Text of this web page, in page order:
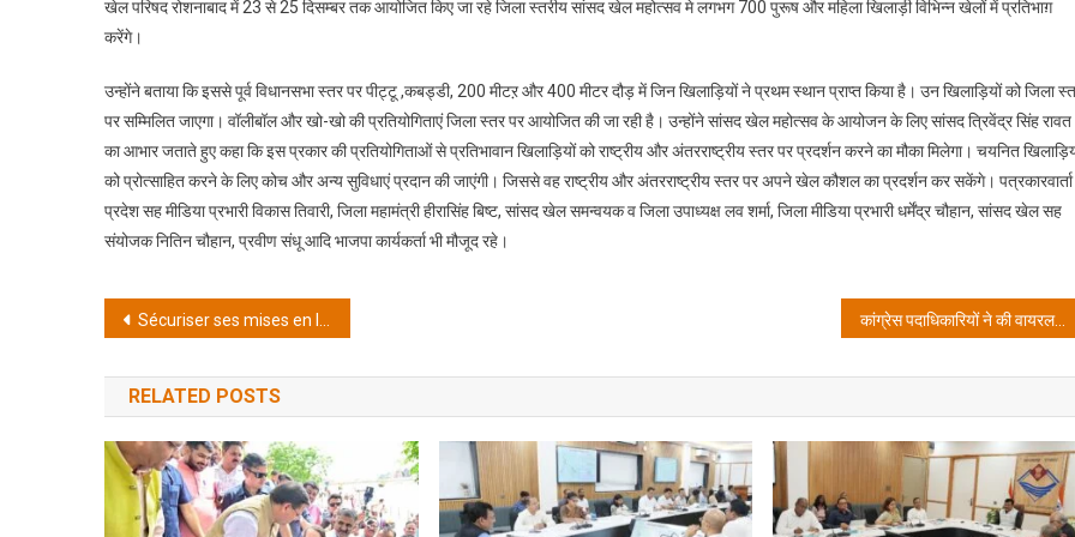
खेल परिषद रोशनाबाद में 23 से 25 दिसम्बर तक आयोजित किए जा रहे जिला स्तरीय सांसद खेल महोत्सव मे लगभग 700 पुरूष और महिला खिलाड़ी विभिन्न खेलों में प्रतिभाग़
करेंगे।
उन्होंने बताया कि इससे पूर्व विधानसभा स्तर पर पीट्टू ,कबड्डी, 200 मीटऱ और 400 मीटर दौड़ में जिन खिलाड़ियों ने प्रथम स्थान प्राप्त किया है। उन खिलाड़ियों को जिला
पर सम्मिलित जाएगा। वॉलीबॉल और खो-खो की प्रतियोगिताएं जिला स्तर पर आयोजित की जा रही है। उन्होंने सांसद खेल महोत्सव के आयोजन के लिए सांसद त्रिवेंद्र सिंह रावत
का आभार जताते हुए कहा कि इस प्रकार की प्रतियोगिताओं से प्रतिभावान खिलाड़ियों को राष्ट्रीय और अंतरराष्ट्रीय स्तर पर प्रदर्शन करने का मौका मिलेगा। चयनित
को प्रोत्साहित करने के लिए कोच और अन्य सुविधाएं प्रदान की जाएंगी। जिससे वह राष्ट्रीय और अंतरराष्ट्रीय स्तर पर अपने खेल कौशल का प्रदर्शन कर सकेंगे।
प्रदेश सह मीडिया प्रभारी विकास तिवारी, जिला महामंत्री हीरासिंह बिष्ट, सांसद खेल समन्वयक व जिला उपाध्यक्ष लव शर्मा, जिला मीडिया प्रभारी धर्मेंद्र चौहान, सांसद खेल सह
संयोजक नितिन चौहान, प्रवीण संधू आदि भाजपा कार्यकर्ता भी मौजूद रहे।
Post
navigation
Sécuriser ses mises en ligne : Guide complet des solutions prépayées Paysafecard et du jeu anonyme कांग्रेस पदाधिकारियों ने की वायरल ऑडियो क्लिप की सत्यता सामने लाने की मांग,ऑडियो की जांच कर वीआईपी का नाम सार्वजनिक किया जाए
RELATED POSTS